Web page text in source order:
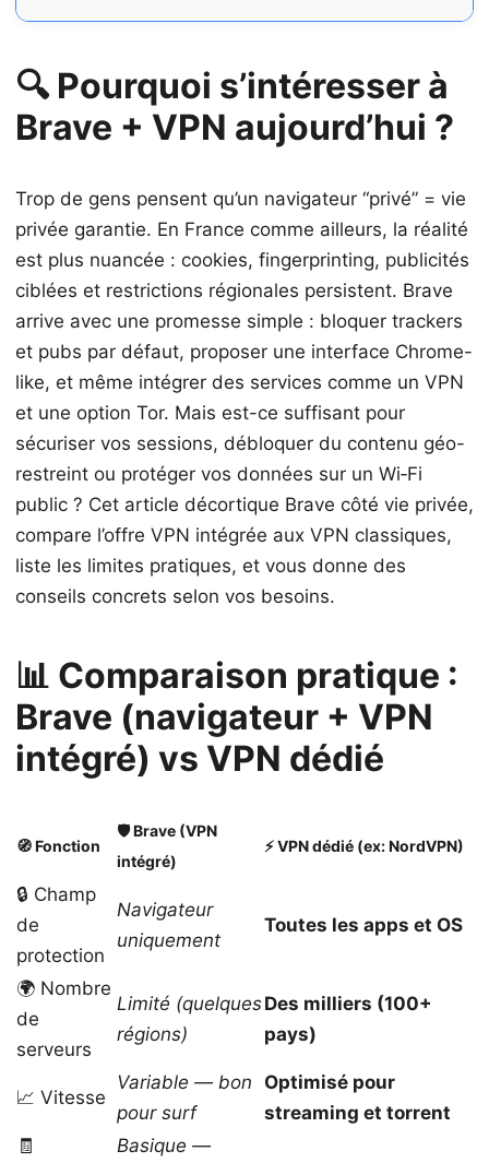
🔍 Pourquoi s’intéresser à
Brave + VPN aujourd’hui ?
Trop de gens pensent qu’un navigateur “privé” = vie
privée garantie. En France comme ailleurs, la réalité
est plus nuancée : cookies, fingerprinting, publicités
ciblées et restrictions régionales persistent. Brave
arrive avec une promesse simple : bloquer trackers
et pubs par défaut, proposer une interface Chrome-
like, et même intégrer des services comme un VPN
et une option Tor. Mais est-ce suffisant pour
sécuriser vos sessions, débloquer du contenu géo-
restreint ou protéger vos données sur un Wi‑Fi
public ? Cet article décortique Brave côté vie privée,
compare l’offre VPN intégrée aux VPN classiques,
liste les limites pratiques, et vous donne des
conseils concrets selon vos besoins.
📊 Comparaison pratique :
Brave (navigateur + VPN
intégré) vs VPN dédié
🧭 Fonction
🛡️ Brave (VPN
intégré)
⚡ VPN dédié (ex: NordVPN)
🔒 Champ
de
protection
Navigateur
uniquement
Toutes les apps et OS
🌍 Nombre
de
serveurs
Limité (quelques
régions)
Des milliers (100+
pays)
📈 Vitesse
Variable — bon
pour surf
Optimisé pour
streaming et torrent
🧾
Basique —